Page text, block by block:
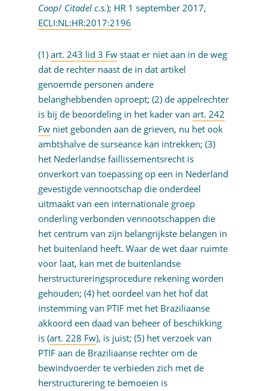
Coop/ Citadel c.s.); HR 1 september 2017,
ECLI:NL:HR:2017:2196
(1) art. 243 lid 3 Fwstaat er niet aan in de weg
dat de rechter naast de in dat artikel
genoemde personen andere
belanghebbenden oproept; (2) de appelrechter
is bij de beoordeling in het kader van art. 242
Fwniet gebonden aan de grieven, nu het ook
ambtshalve de surseance kan intrekken; (3)
het Nederlandse faillissementsrecht is
onverkort van toepassing op een in Nederland
gevestigde vennootschap die onderdeel
uitmaakt van een internationale groep
onderling verbonden vennootschappen die
het centrum van zijn belangrijkste belangen in
het buitenland heeft. Waar de wet daar ruimte
voor laat, kan met de buitenlandse
herstructureringsprocedure rekening worden
gehouden; (4) het oordeel van het hof dat
instemming van PTIF met het Braziliaanse
akkoord een daad van beheer of beschikking
is (art. 228 Fw), is juist; (5) het verzoek van
PTIF aan de Braziliaanse rechter om de
bewindvoerder te verbieden zich met de
herstructurering te bemoeien is